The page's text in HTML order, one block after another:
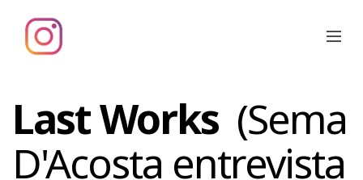
Last Works (Sema
D'Acosta entrevista